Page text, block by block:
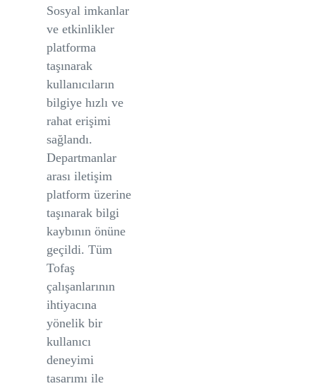
Sosyal imkanlar
ve etkinlikler
platforma
taşınarak
kullanıcıların
bilgiye hızlı ve
rahat erişimi
sağlandı.
Departmanlar
arası iletişim
platform üzerine
taşınarak bilgi
kaybının önüne
geçildi. Tüm
Tofaş
çalışanlarının
ihtiyacına
yönelik bir
kullanıcı
deneyimi
tasarımı ile